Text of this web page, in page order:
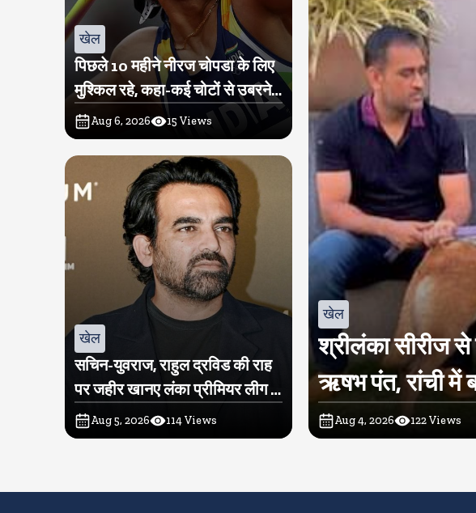
खेल
पिछले 10 महीने नीरज चोपडा के लिए
मुश्किल रहे, कहा-कई चोटों से उबरने में
परेशानी हुई
Aug 6, 2026 15 Views
खेल
सचिन-युवराज, राहुल द्रविड की राह
पर जहीर खानए लंका प्रीमियर लीग में
खरीदी टीम
Aug 5, 2026 114Views
खेल
श्रीलंका सीरीज
ऋषभ पंत, रांची में
Aug 4, 2026 122Views